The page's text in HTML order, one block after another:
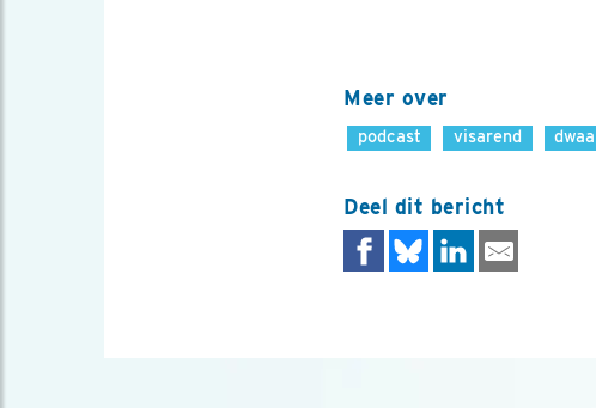
Meer over
podcast visarend
Deel dit bericht